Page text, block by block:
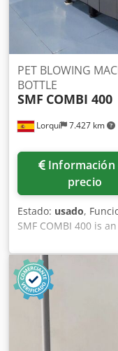
Lorquí 7.427 km
PET BLOWING
BOTTLE
SMF COMBI 400
Información de
precio
Estado: usado,
SMF COMBI 400 is
for the efficient and
This machine
continuous,
intervention, ideal
and performance.
• Low energy
work • Space
bottle size and